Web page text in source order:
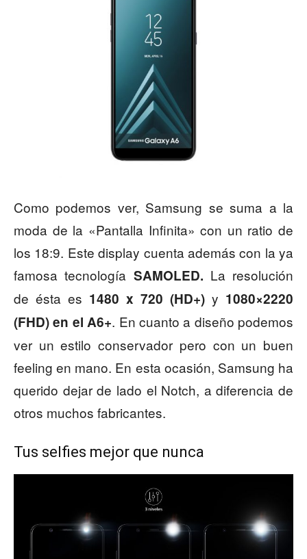
Como podemos ver, Samsung se suma a la
moda de la «Pantalla Infinita» con un ratio de
los 18:9. Este display cuenta además con la ya
famosa tecnología SAMOLED. La resolución
de ésta es 1480 x 720 (HD+) y 1080×2220
(FHD) en el A6+. En cuanto a diseño podemos
ver un estilo conservador pero con un buen
feeling en mano. En esta ocasión, Samsung ha
querido dejar de lado el Notch, a diferencia de
otros muchos fabricantes.
Tus selfies mejor que nunca